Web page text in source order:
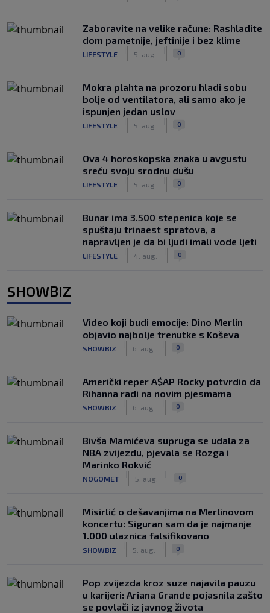
Zaboravite na velike račune: Rashladite
dom pametnije, jeftinije i bez klime
LIFESTYLE 5. aug. 0
Mokra plahta na prozoru hladi sobu
bolje od ventilatora, ali samo ako je
ispunjen jedan uslov
LIFESTYLE 5. aug. 0
Ova 4 horoskopska znaka u avgustu
sreću svoju srodnu dušu
LIFESTYLE 5. aug. 0
Bunar imа 3.500 stepenica koje se
spuštaju trinaest spratova, a
napravljen je da bi ljudi imali vode ljeti
LIFESTYLE 4. aug. 0
SHOWBIZ
Video koji budi emocije: Dino Merlin
objavio najbolje trenutke s Koševa
SHOWBIZ 6. aug. 0
Američki reper A$AP Rocky potvrdio da
Rihanna radi na novim pjesmama
SHOWBIZ 6. aug. 0
Bivša Mamićeva supruga se udala za
NBA zvijezdu, pjevala se Rozga i
Marinko Rokvić
NOGOMET 5. aug. 0
Misirlić o dešavanjima na Merlinovom
koncertu: Siguran sam da je najmanje
1.000 ulaznica falsifikovano
SHOWBIZ 5. aug. 0
Pop zvijezda kroz suze najavila pauzu
u karijeri: Ariana Grande pojasnila zašto
se povlači iz javnog života